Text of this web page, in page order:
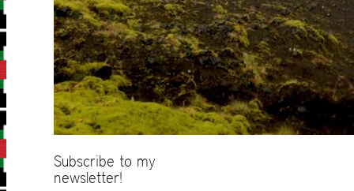
Subscribe to my
newsletter!